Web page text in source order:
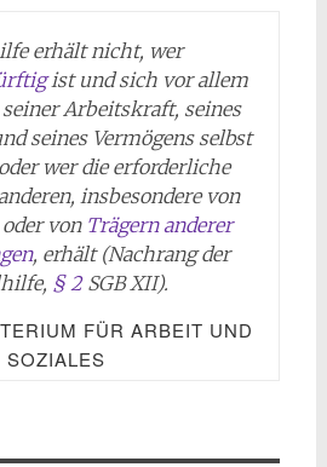
erhält nicht, wer
ist und sich vor allem
Arbeitskraft, seines
seines Vermögens selbst
wer die erforderliche
insbesondere von
von Trägern anderer
, erhält (Nachrang der
§ 2SGB XII).
FÜR ARBEIT UND
SOZIALES